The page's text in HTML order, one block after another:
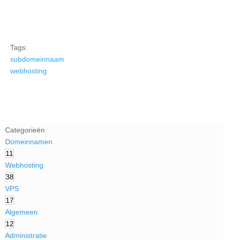
Categorieën
Domeinnamen
11
Webhosting
38
VPS
17
Algemeen
12
Administratie
Tags:
subdomeinnaam
webhosting